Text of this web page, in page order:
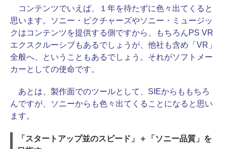
コンテンツでいえば、１年を待たずに色々出てくると
思います。ソニー・ピクチャーズやソニー・ミュージッ
クはコンテンツを提供する側ですから、もちろんPS VR
エクスクルーシブもあるでしょうが、他社も含め「VR」
全般へ、ということもあるでしょう。それがソフトメー
カーとしての使命です。
あとは、製作面でのツールとして、SIEからももちろ
んですが、ソニーからも色々出てくることになると思い
ます。
「スタートアップ並のスピード」＋「ソニー品質」を